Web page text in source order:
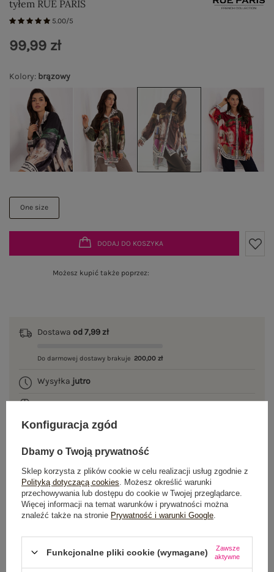
tyłem RUE PARIS
5.00/5
Kolory: brązowy
One size
99,99 zł
DODAJ DO KOSZYKA
Możesz kupić także poprzez:
Dostawa od 7,99 zł
Do darmowej dostawy brakuje 200,00 zł
Wysyłka jutro
GŁÓWNE PARAMETRY
OPINIE O PRODUKCIE (1)
WYSYŁKA I DOSTAWA
Konfiguracja zgód
Dbamy o Twoją prywatność
Sklep korzysta z plików cookie w celu realizacji usług zgodnie z
Polityką dotyczącą cookies . Możesz określić warunki
przechowywania lub dostępu do cookie w Twojej przeglądarce.
Więcej informacji na temat warunków i prywatności można
znaleźć także na stronie Prywatność i warunki Google
Funkcjonalne pliki cookie (wymagane)
Zawsze
aktywne